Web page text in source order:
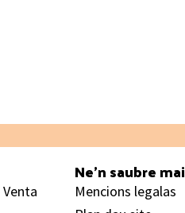
Ne’n saubre mai
Mencions legalas